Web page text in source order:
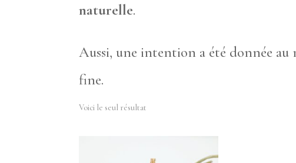
naturelle.
Aussi, une intention a été donnée
fine.
Voici le seul résultat